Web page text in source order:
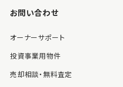
お問い合わせ
オーナーサポート
投資事業用物件
売却相談・無料査定